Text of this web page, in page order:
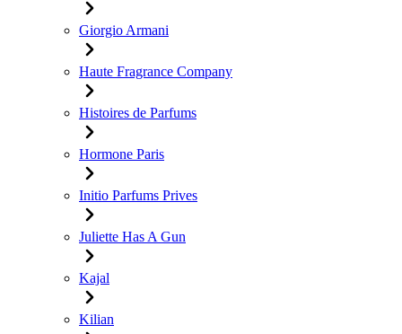
Giorgio Armani
Haute Fragrance Company
Histoires de Parfums
Hormone Paris
Initio Parfums Prives
Juliette Has A Gun
Kajal
Kilian